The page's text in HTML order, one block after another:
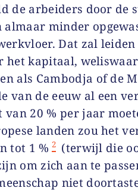
de arbeiders door de
minder
Dat zal
het kapitaal,
als Cambodja of de
van de eeuw al een
20 % per jaar
landen zou het
tot 1 % 2 (terwijl die
om zich aan te
niet